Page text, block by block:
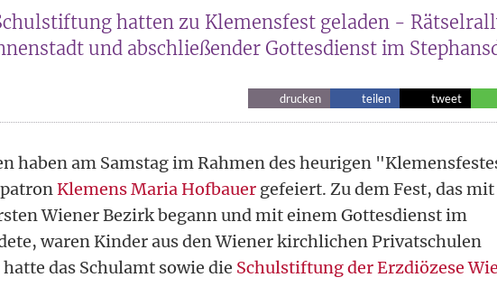
hatten zu Klemensfest geladen -
und abschließender Gottesdienst im
drucken teilen tweet
haben am Samstag im Rahmen des heurigen
Klemens Maria Hofbauer gefeiert. Zu dem Fest, das
Wiener Bezirk begann und mit einem Gottesdienst im
waren Kinder aus den Wiener kirchlichen Privatschulen
das Schulamt sowie die Schulstiftung der Erzdiözese